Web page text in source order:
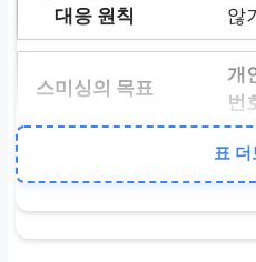
않
개
번
문
내
악
표 더